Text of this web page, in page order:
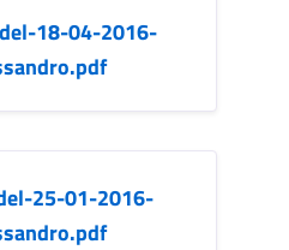
18-04-2016-
25-01-2016-